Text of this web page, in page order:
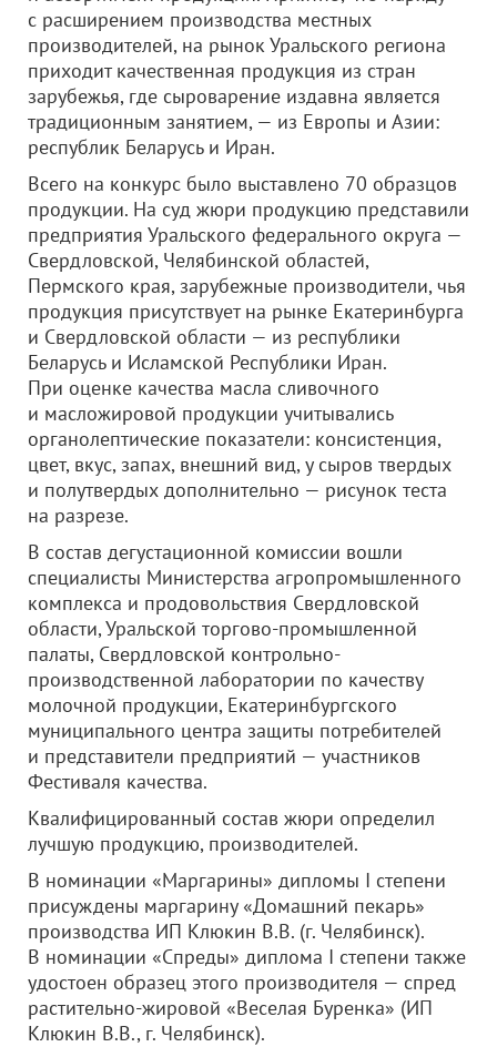
с расширением производства местных
производителей, на рынок Уральского региона
приходит качественная продукция из стран
зарубежья, где сыроварение издавна является
традиционным занятием, — из Европы и Азии:
республик Беларусь и Иран.
Всего на конкурс было выставлено 70 образцов
продукции. На суд жюри продукцию представили
предприятия Уральского федерального округа —
Свердловской, Челябинской областей,
Пермского края, зарубежные производители, чья
продукция присутствует на рынке Екатеринбурга
и Свердловской области — из республики
Беларусь и Исламской Республики Иран.
При оценке качества масла сливочного
и масложировой продукции учитывались
органолептические показатели: консистенция,
цвет, вкус, запах, внешний вид, у сыров твердых
и полутвердых дополнительно — рисунок теста
на разрезе.
В состав дегустационной комиссии вошли
специалисты Министерства агропромышленного
комплекса и продовольствия Свердловской
области, Уральской торгово-промышленной
палаты, Свердловской контрольно-
производственной лаборатории по качеству
молочной продукции, Екатеринбургского
муниципального центра защиты потребителей
и представители предприятий — участников
Фестиваля качества.
Квалифицированный состав жюри определил
лучшую продукцию, производителей.
В номинации «Маргарины» дипломы I степени
присуждены маргарину «Домашний пекарь»
производства ИП Клюкин В.В. (г. Челябинск).
В номинации «Спреды» диплома I степени также
удостоен образец этого производителя — спред
растительно-жировой «Веселая Буренка» (ИП
Клюкин В.В., г. Челябинск).